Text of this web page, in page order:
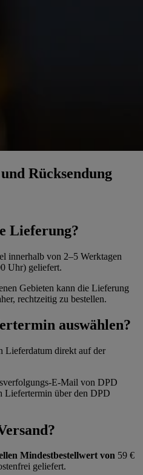
Rücksendung
Lieferung?
innerhalb von 2–5 Werktagen
Uhr) geliefert.
Gebieten kann die Lieferung
rechtzeitig zu bestellen.
auswählen?
Lieferdatum direkt auf der
E-Mail von DPD
Liefertermin über den DPD
Mindestbestellwert von 59 €
geliefert.